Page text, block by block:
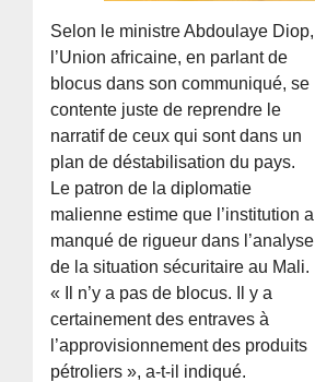
Selon le ministre Abdoulaye Diop,
l’Union africaine, en parlant de
blocus dans son communiqué, se
contente juste de reprendre le
narratif de ceux qui sont dans un
plan de déstabilisation du pays.
Le patron de la diplomatie
malienne estime que l’institution a
manqué de rigueur dans l’analyse
de la situation sécuritaire au Mali.
« Il n’y a pas de blocus. Il y a
certainement des entraves à
l’approvisionnement des produits
pétroliers », a-t-il indiqué.